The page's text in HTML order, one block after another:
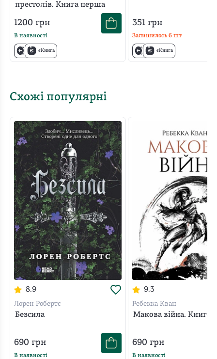
престолів. Книга перша
1200 грн
В наявності
єКнига
351грн
Залишилось 6шт
єКнига
Схожі популярні
8.9
Лорен Робертс
Безсила
690 грн
В наявності
9.3
Ребекка Кван
Макова війна. Книга 1
690грн
В наявності